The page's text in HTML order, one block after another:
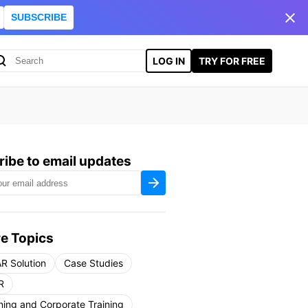
SUBSCRIBE
LOG IN TRY FOR FREE
to email updates
Topics
Solution
Case Studies
and Corporate Training